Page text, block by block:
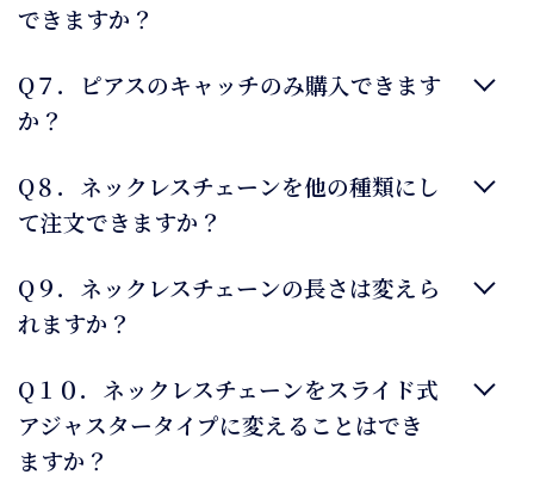
できますか？
Q７．ピアスのキャッチのみ購入できます
か？
Q８．ネックレスチェーンを他の種類にし
て注文できますか？
Q９．ネックレスチェーンの長さは変えら
れますか？
Q１０．ネックレスチェーンをスライド式
アジャスタータイプに変えることはでき
ますか？